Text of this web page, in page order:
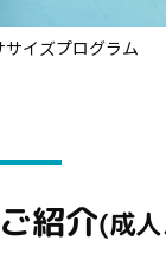
サイズプログラム
紹介(成